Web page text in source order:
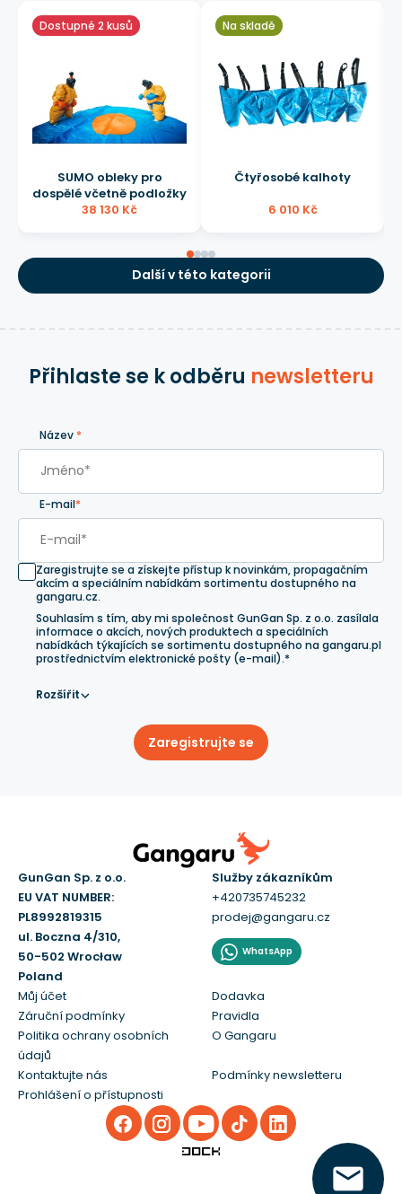
Dostupné 2 kusů
SUMO obleky pro
dospělé včetně podložky
38 130 Kč
Na skladě
Čtyřosobé kalhoty
6 010 Kč
Další v této kategorii
Přihlaste se k odběru newsletteru
Název *
E-mail*
Zaregistrujte se a získejte přístup k novinkám, propagačním
akcím a speciálním nabídkám sortimentu dostupného na
gangaru.cz.
Souhlasím s tím, aby mi společnost GunGan Sp. z o.o. zasílala
informace o akcích, nových produktech a speciálních
nabídkách týkajících se sortimentu dostupného na gangaru.pl
prostřednictvím elektronické pošty (e-mail).*
Rozšířit
Zaregistrujte se
GunGan Sp. z o.o.
EU VAT NUMBER:
PL8992819315
ul. Boczna 4/310,
50-502 Wrocław
Poland
Služby zákazníkům
+420735745232
prodej@gangaru.cz
WhatsApp
Můj účet
Dodavka
Záruční podmínky
Pravidla
Politika ochrany osobních
údajů
O Gangaru
Kontaktujte nás
Podmínky newsletteru
Prohlášení o přístupnosti
